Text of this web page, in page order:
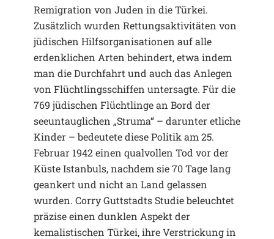
Remigration von Juden in die Türkei.
Zusätzlich wurden Rettungsaktivitäten von
jüdischen Hilfsorganisationen auf alle
erdenklichen Arten behindert, etwa indem
man die Durchfahrt und auch das Anlegen
von Flüchtlingsschiffen untersagte. Für die
769 jüdischen Flüchtlinge an Bord der
seeuntauglichen „Struma“ – darunter etliche
Kinder – bedeutete diese Politik am 25.
Februar 1942 einen qualvollen Tod vor der
Küste Istanbuls, nachdem sie 70 Tage lang
geankert und nicht an Land gelassen
wurden. Corry Guttstadts Studie beleuchtet
präzise einen dunklen Aspekt der
kemalistischen Türkei, ihre Verstrickung in